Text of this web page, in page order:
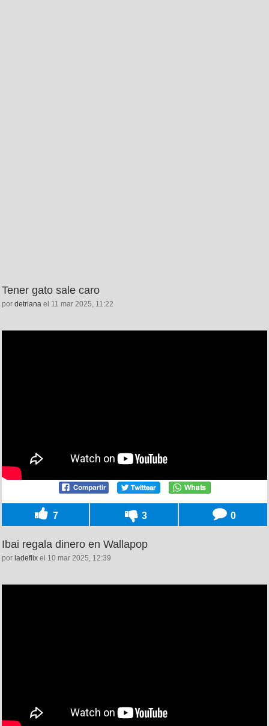
Tener gato sale caro
por detriana el 11 mar 2025, 11:22
7 3 0
Ibai regala dinero en Wallapop
por ladeflix el 10 mar 2025, 12:39